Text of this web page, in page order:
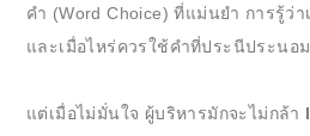
คำ (Word Choice) ที่แม่นยำ การรู้ว่
และเมื่อไหร่ควรใช้คำที่ประนีประน
แต่เมื่อไม่มั่นใจ ผู้บริหารมักจะไม่กล้า